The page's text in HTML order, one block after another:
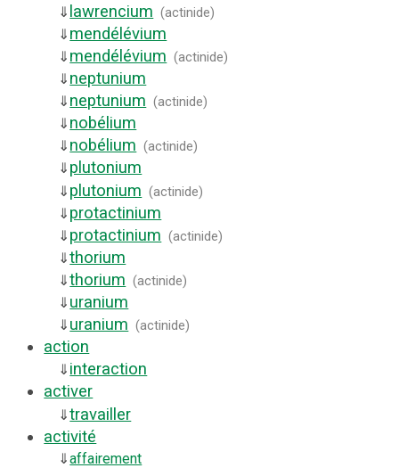
⇓ lawrencium (actinide)
⇓ mendélévium
⇓ mendélévium (actinide)
⇓ neptunium
⇓ neptunium (actinide)
⇓ nobélium
⇓ nobélium (actinide)
⇓ plutonium
⇓ plutonium (actinide)
⇓ protactinium
⇓ protactinium (actinide)
⇓thorium
⇓thorium (actinide)
⇓ uranium
⇓ uranium (actinide)
action
⇓ interaction
activer
⇓travailler
activité
⇓affairement